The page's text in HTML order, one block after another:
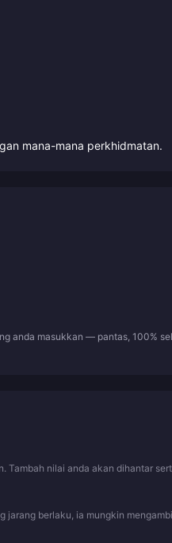
mana-mana perkhidmatan.
anda masukkan — pantas, 100%
Tambah nilai anda akan dihantar
berlaku, ia mungkin